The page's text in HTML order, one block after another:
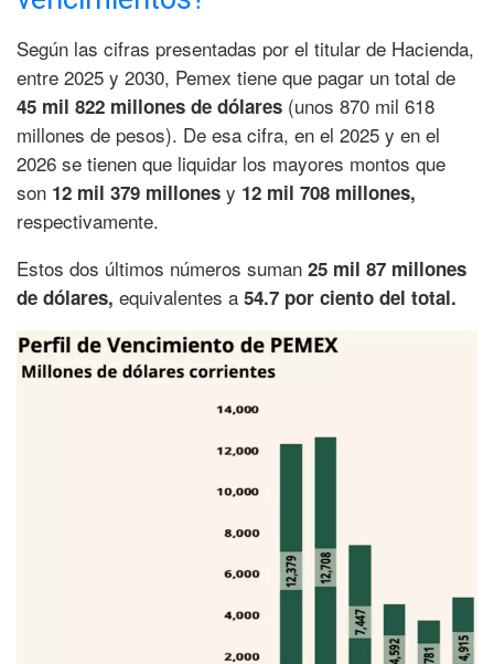
Según las cifras presentadas por el titular de Hacienda,
entre 2025 y 2030, Pemex tiene que pagar un total de
45 mil 822 millones de dólares (unos 870 mil 618
millones de pesos). De esa cifra, en el 2025 y en el
2026 se tienen que liquidar los mayores montos que
son 12 mil 379 millones y 12 mil 708 millones,
respectivamente.
Estos dos últimos números suman 25 mil 87 millones
de dólares, equivalentes a 54.7 por ciento del total.